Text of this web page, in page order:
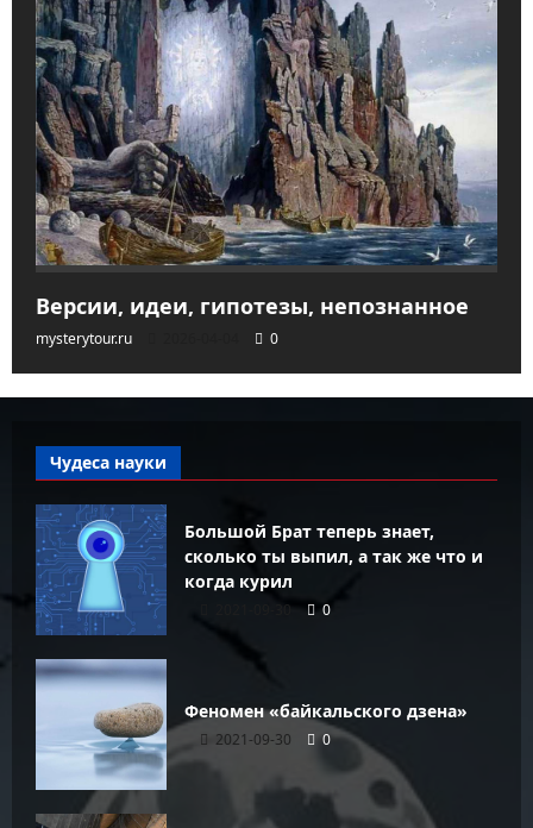
Версии, идеи, гипотезы, непознанное
mysterytour.ru 0
Чудеса науки
Большой Брат теперь знает,
сколько ты выпил, а так же что и
когда курил
2021-09-30 0
Феномен «байкальского дзена»
2021-09-30 0